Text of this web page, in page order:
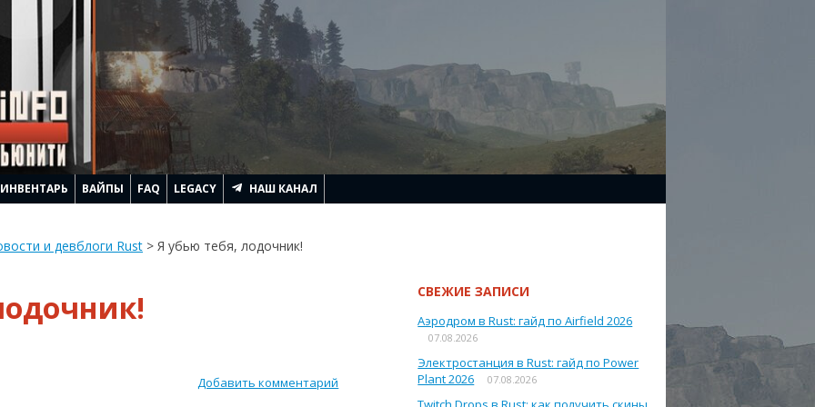
ДОМ
ИНВЕНТАРЬ ВАЙПЫ FAQ LEGACY НАШ КАНАЛ
и девблоги Rust > Я убью тебя, лодочник!
Добавить комментарий
СВЕЖИЕ ЗАПИСИ
Аэродром в Rust: гайд по Airfield 2026
07.08.2026
Электростанция в Rust: гайд по Power
Plant 2026
07.08.2026